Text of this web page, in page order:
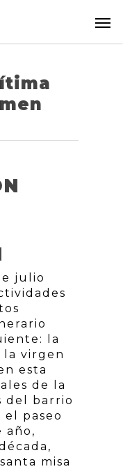
julio
la
la virgen
esta
de la
del barrio
paseo
año,
misa